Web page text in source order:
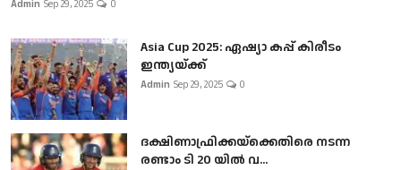
Admin Sep 29, 2025 0
Asia Cup 2025: ഏഷ്യാ കപ്പ് കിരീടം
ഇന്ത്യയ്ക്ക്
Admin Sep 29, 2025 0
ദക്ഷിണാഫ്രിക്കയ്‌ക്കെതിരെ നടന്ന
രണ്ടാം ടി 20 യിൽ വ...